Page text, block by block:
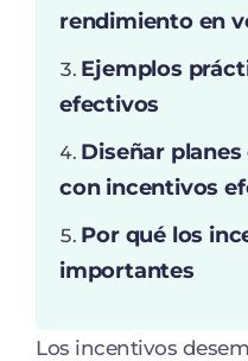
rendimiento en
Ejemplos
efectivos
Diseñar
con incentivos
Por qué los
importantes
Los incentivos